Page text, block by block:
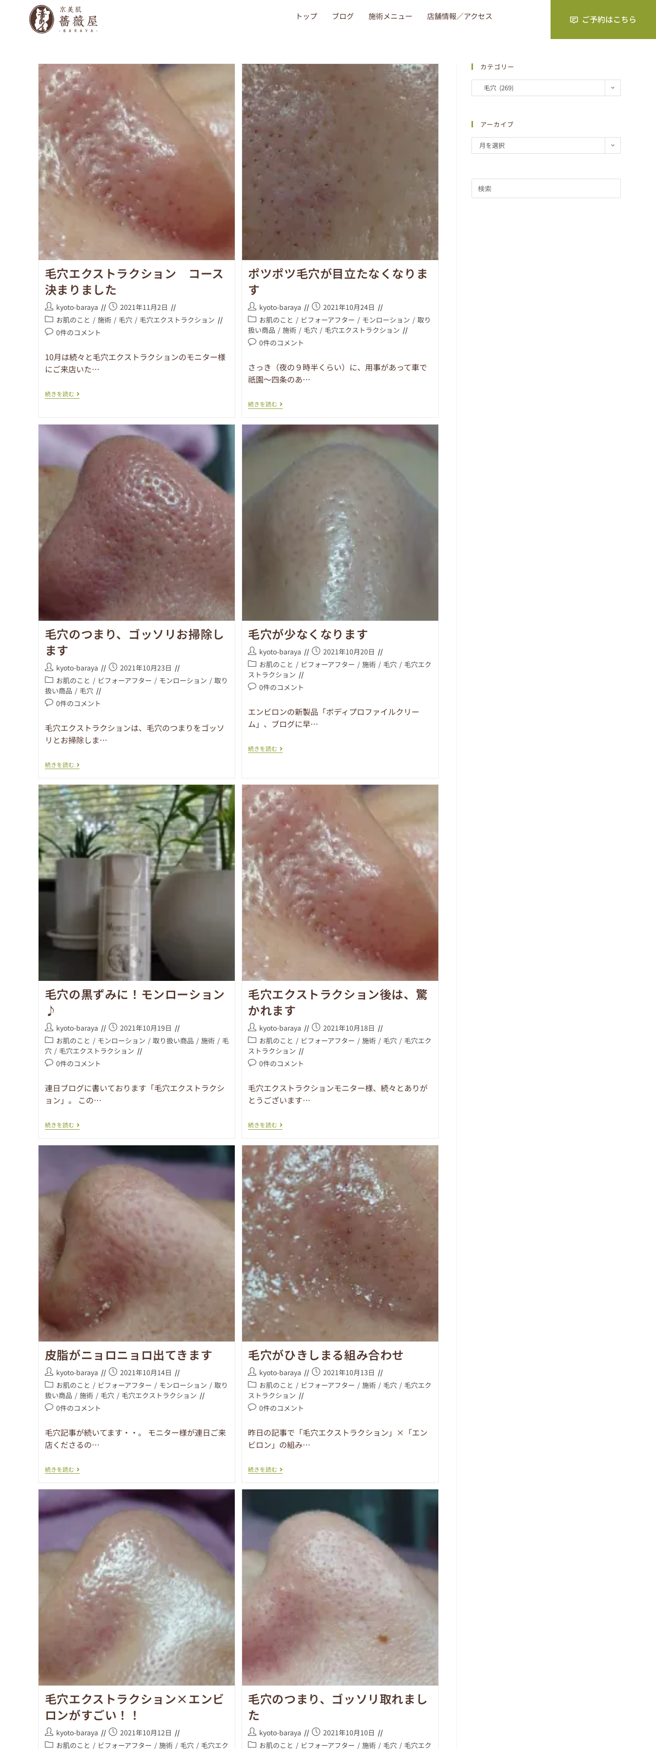
トップ ブログ 施術メニュー 店舗情報／アクセス
毛穴エクストラクション コース
決まりました
kyoto-baraya
2021年11月2日
お肌のこと / 施術 / 毛穴 / 毛穴エクストラクション
0件のコメント
10月は続々と毛穴エクストラクションのモニター様
にご来店いた…
続きを読む
ポツポツ毛穴が目立たなくなりま
す
kyoto-baraya
2021年10月24日
お肌のこと / ビフォーアフター / モンローション / 取り
扱い商品 / 施術 / 毛穴 / 毛穴エクストラクション
0件のコメント
さっき（夜の９時半くらい）に、用事があって車で
祇園～四条のあ…
続きを読む
毛穴のつまり、ゴッソリお掃除し
ます
kyoto-baraya
2021年10月23日
お肌のこと / ビフォーアフター / モンローション / 取り
扱い商品 / 毛穴
0件のコメント
毛穴エクストラクションは、毛穴のつまりをゴッソ
リとお掃除しま…
続きを読む
毛穴が少なくなります
kyoto-baraya
2021年10月20日
お肌のこと / ビフォーアフター / 施術 / 毛穴 / 毛穴エク
ストラクション
0件のコメント
エンビロンの新製品「ボディプロファイルクリー
ム」、ブログに早…
続きを読む
毛穴の黒ずみに！モンローション
♪
kyoto-baraya
2021年10月19日
お肌のこと / モンローション / 取り扱い商品 / 施術 / 毛
穴 / 毛穴エクストラクション
0件のコメント
連日ブログに書いております「毛穴エクストラクシ
ョン」。 この…
続きを読む
毛穴エクストラクション後は、驚
かれます
kyoto-baraya
2021年10月18日
お肌のこと / ビフォーアフター / 施術 / 毛穴 / 毛穴エク
ストラクション
0件のコメント
毛穴エクストラクションモニター様、続々とありが
とうございます…
続きを読む
皮脂がニョロニョロ出てきます
kyoto-baraya
2021年10月14日
お肌のこと / ビフォーアフター / モンローション / 取り
扱い商品 / 施術 / 毛穴 / 毛穴エクストラクション
0件のコメント
毛穴記事が続いてます・・。 モニター様が連日ご来
店くださるの…
続きを読む
毛穴がひきしまる組み合わせ
kyoto-baraya
2021年10月13日
お肌のこと / ビフォーアフター / 施術 / 毛穴 / 毛穴エク
ストラクション
0件のコメント
昨日の記事で「毛穴エクストラクション」×「エン
ビロン」の組み…
続きを読む
毛穴エクストラクション×エンビ
ロンがすごい！！
kyoto-baraya
2021年10月12日
お肌のこと / ビフォーアフター / 施術 / 毛穴 / 毛穴エク
毛穴のつまり、ゴッソリ取れまし
た
kyoto-baraya
2021年10月10日
お肌のこと / ビフォーアフター / 施術 / 毛穴 / 毛穴エク
カテゴリー
毛穴 (269)
アーカイブ
月を選択